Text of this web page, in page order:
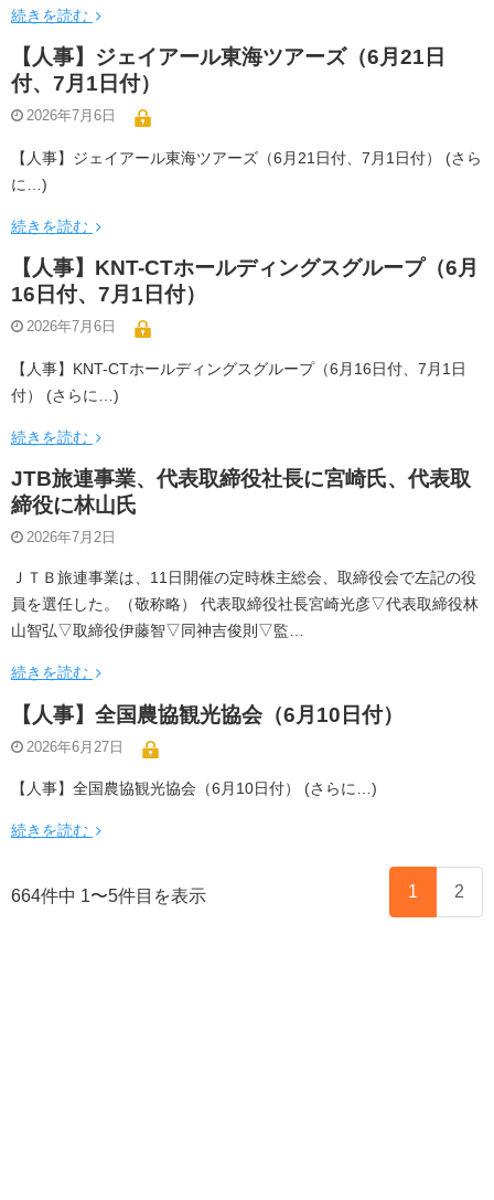
続きを読む
【人事】ジェイアール東海ツアーズ（6月21日
付、7月1日付）
2026年7月6日
【人事】ジェイアール東海ツアーズ（6月21日付、7月1日付） (さら
に…)
続きを読む
【人事】KNT-CTホールディングスグループ（6月
16日付、7月1日付）
2026年7月6日
【人事】KNT-CTホールディングスグループ（6月16日付、7月1日
付） (さらに…)
続きを読む
JTB旅連事業、代表取締役社長に宮崎氏、代表取
締役に林山氏
2026年7月2日
ＪＴＢ旅連事業は、11日開催の定時株主総会、取締役会で左記の役
員を選任した。（敬称略） 代表取締役社長宮崎光彦▽代表取締役林
山智弘▽取締役伊藤智▽同神吉俊則▽監…
続きを読む
【人事】全国農協観光協会（6月10日付）
2026年6月27日
【人事】全国農協観光協会（6月10日付） (さらに…)
続きを読む
664件中 1〜5件目を表示 1 2